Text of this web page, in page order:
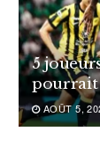
5
pourrait
AOÛT 5,